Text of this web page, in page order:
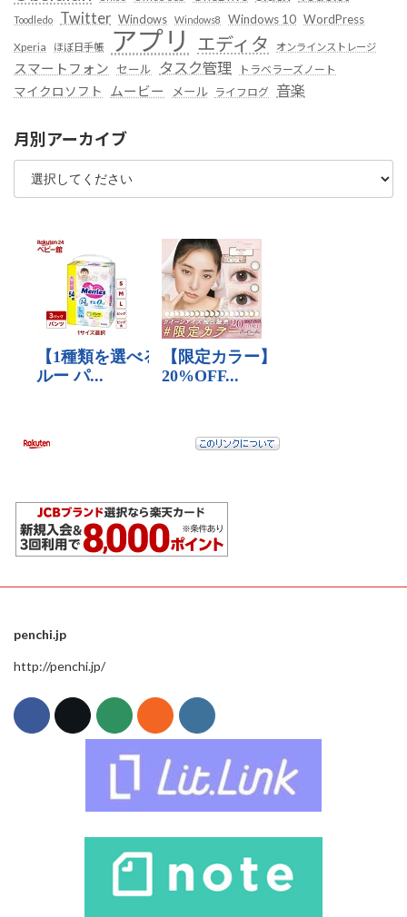
Toodledo Twitter Windows Windows8 Windows 10 WordPress
Xperia ほぼ日手帳 アプリ エディタ オンラインストレージ
スマートフォン セール タスク管理 トラベラーズノート
マイクロソフト ムービー メール ライフログ 音楽
月別アーカイブ
penchi.jp
http://penchi.jp/